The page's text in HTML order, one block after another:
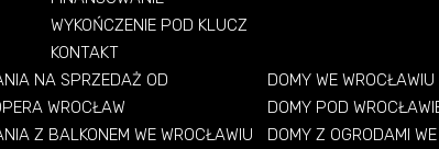
WYKOŃCZENIE POD KLUCZ
KONTAKT
NA SPRZEDAŻ OD
WROCŁAW
Z BALKONEM WE WROCŁAWIU
DOMY WE WROCŁAWIU
DOMY POD
DOMY Z OGRODAMI